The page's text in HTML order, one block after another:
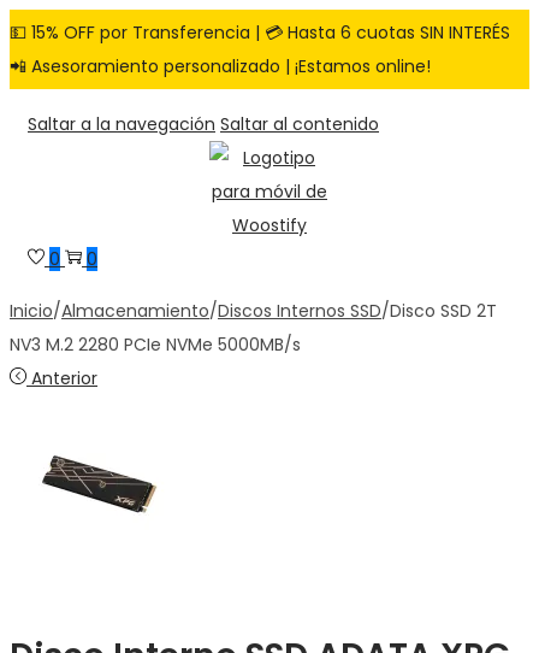
💵 15% OFF por Transferencia | 💳 Hasta 6 cuotas SIN INTERÉS
📲 Asesoramiento personalizado | ¡Estamos online!
Saltar a la navegación Saltar al contenido
0 0
Inicio/Almacenamiento/Discos Internos SSD/Disco SSD 2T
NV3 M.2 2280 PCIe NVMe 5000MB/s
Anterior